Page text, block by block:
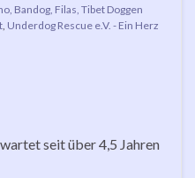
Bandog, Filas, Tibet Doggen
Underdog Rescue e.V. - Ein Herz
seit über 4,5 Jahren